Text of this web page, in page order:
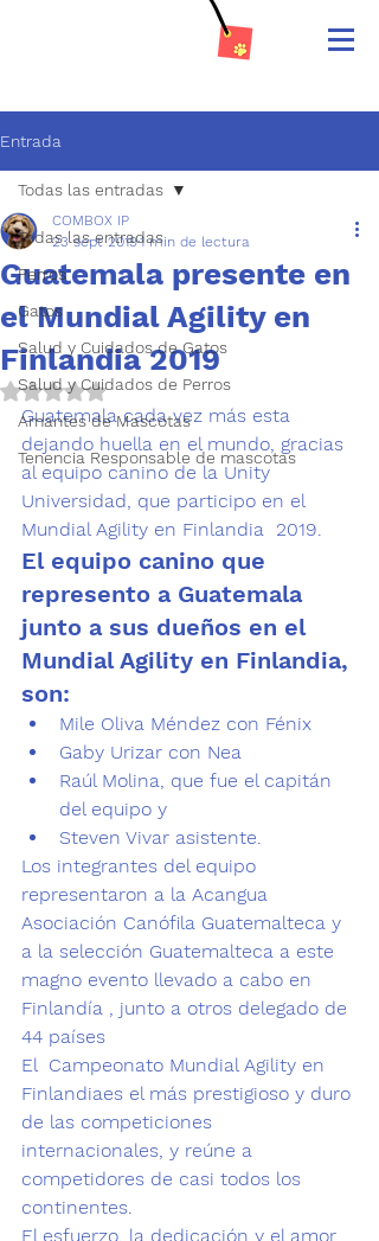
Entrada
Todas las entradas
Perros
Gatos
Salud y Cuidados de Gatos
Salud y Cuidados de Perros
Amantes de Mascotas
Tenencia Responsable de mascotas
Todas las entradas
Guatemala presente en
el Mundial Agility en
Finlandia 2019
COMBOX IP
23 sept 20191 min de lectura
Obtuvo NaN de 5 estrellas.
Guatemala cada vez más esta
dejando huella en el mundo, gracias
al equipo canino de la Unity
Universidad, que participo en el
Mundial Agility en Finlandia  2019.
El equipo canino que
represento a Guatemala
junto a sus dueños en el
Mundial Agility en Finlandia,
son:
Mile Oliva Méndez con Fénix
Gaby Urizar con Nea
Raúl Molina, que fue el capitán
del equipo y
Steven Vivar asistente.
Los integrantes del equipo
representaron a la Acangua
Asociación Canófila Guatemalteca y
a la selección Guatemalteca a este
magno evento llevado a cabo en
Finlandía , junto a otros delegado de
44 países
El  Campeonato Mundial Agility en
Finlandiaes el más prestigioso y duro
de las competiciones
internacionales, y reúne a
competidores de casi todos los
continentes.
El esfuerzo, la dedicación y el amor